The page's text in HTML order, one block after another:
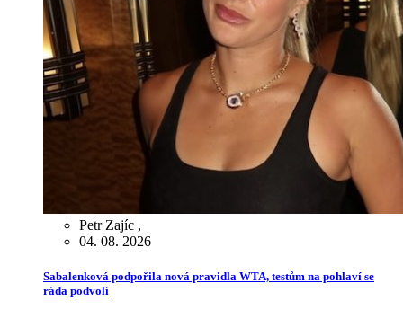
Petr Zajíc ,
04. 08. 2026
Sabalenková podpořila nová pravidla WTA, testům na pohlaví se
ráda podvolí